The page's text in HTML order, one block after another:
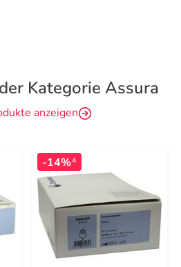
Kategorie Assura
anzeigen
-14%4